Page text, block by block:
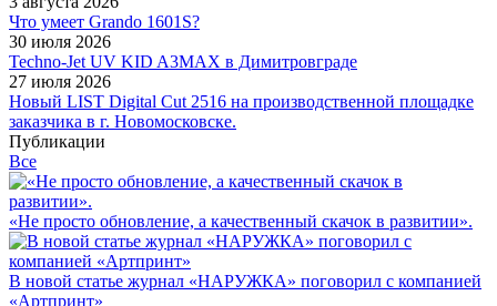
Что умеет Grando 1601S?
30 июля 2026
Techno-Jet UV KID A3MAX в Димитровграде
27 июля 2026
Новый LIST Digital Cut 2516 на производственной площадке
заказчика в г. Новомосковске.
Публикации
Все
«Не просто обновление, а качественный скачок в развитии».
В новой статье журнал «НАРУЖКА» поговорил с компанией
«Артпринт»